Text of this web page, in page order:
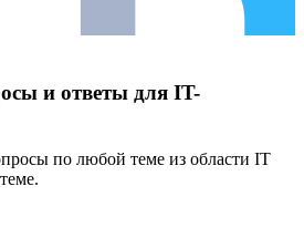
и ответы для IT-
по любой теме из области IT